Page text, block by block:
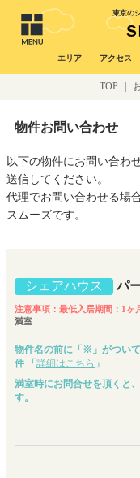
東京の
エリア アクセス
TOP
物件お問い合わせ
以下の物件にお問い合わ
送信してください。
代理でお問い合わせる場
スムーズです。
シェアハウス パ
注意事項：最低入居期間：1ヶ
満室
物件名の前に「※」がつい
件 「 詳細はこちら 」
満室時にお問合せを頂くと
す。